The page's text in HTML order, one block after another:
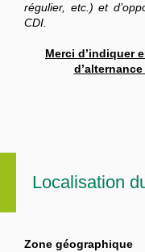
régulier, etc.) et
CDI.
Merci d’indiquer
Localisation
Zone géographique